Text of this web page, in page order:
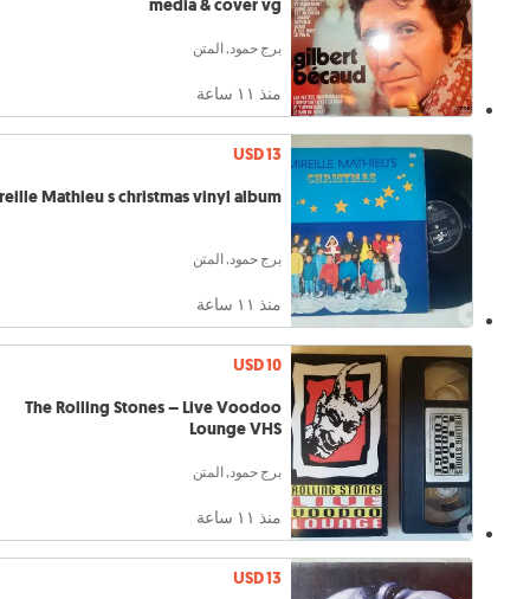
media & cover vg
برج حمود, المتن
منذ ١١ ساعة
USD 13
Mathieu s christmas vinyl album
برج حمود, المتن
منذ ١١ ساعة
USD 10
The Rolling Stones – Live Voodoo
Lounge VHS
برج حمود, المتن
منذ ١١ ساعة
USD 13